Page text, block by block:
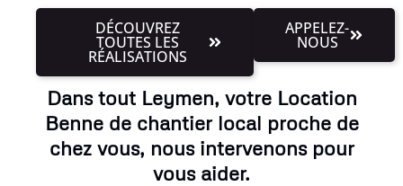
DÉCOUVREZ
TOUTES LES
RÉALISATIONS
APPELEZ-
NOUS
Dans tout Leymen, votre Location
Benne de chantier local proche de
chez vous, nous intervenons pour
vous aider.